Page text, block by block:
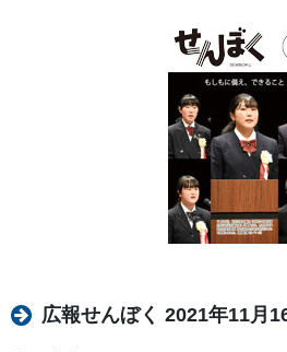
広報せんぼく 2021年11月